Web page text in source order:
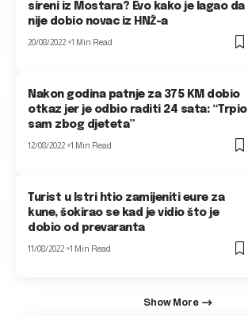
sireni iz Mostara? Evo kako je lagao da
nije dobio novac iz HNŽ-a
20/08/2022 1 Min Read
Nakon godina patnje za 375 KM dobio
otkaz jer je odbio raditi 24 sata: “Trpio
sam zbog djeteta”
12/08/2022 1 Min Read
Turist u Istri htio zamijeniti eure za
kune, šokirao se kad je vidio što je
dobio od prevaranta
11/08/2022 1 Min Read
Show More